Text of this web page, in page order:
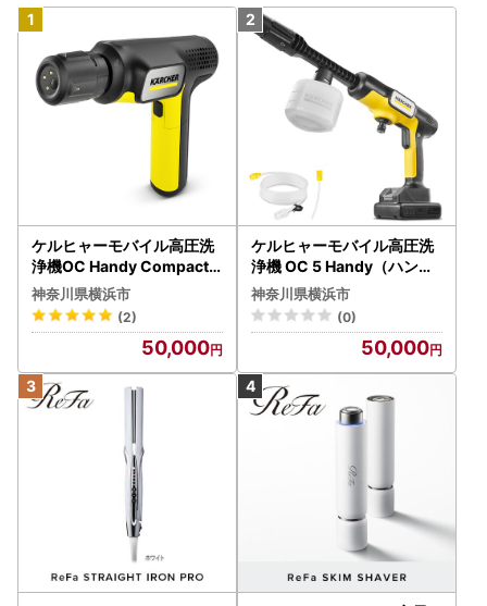
ケルヒャーモバイル高圧洗
浄機OC Handy Compact
（ハンディエア） APV000
7
神奈川県横浜市
(2)
50,000
ケルヒャーモバイル高圧洗
浄機 OC 5 Handy（ハンデ
ィジェット） APV0006
神奈川県横浜市
(0)
50,000